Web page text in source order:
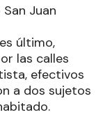
Juan
último,
las calles
efectivos
a dos sujetos